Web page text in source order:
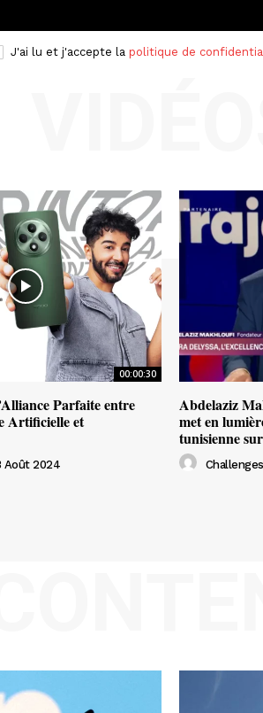
J'ai lu et j'accepte la politique de
00:00:30
Parfaite entre
Artificielle et
Août 2024
Abdelaziz
met en
tunisienne
Challenges